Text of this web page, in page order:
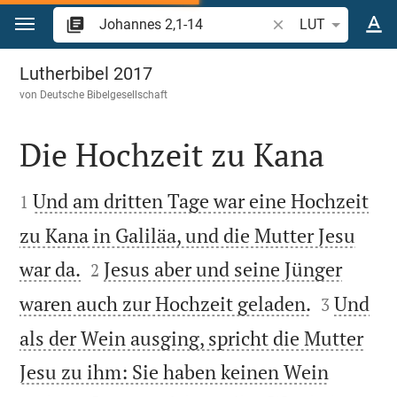
Zum Inhalt springen
Bibelstelle oder
LUT
Johannes 2
Lutherbibel 2017
von Deutsche Bibelgesellschaft

Die Hochzeit zu Kana

1 Und am dritten Tage war eine Hochzeit
zu Kana in Galiläa, und die Mutter Jesu
war da. 

2 Jesus aber und seine Jünger
waren auch zur Hochzeit geladen. 

3 Und
als der Wein ausging, spricht die Mutter
Jesu zu ihm: Sie haben keinen Wein